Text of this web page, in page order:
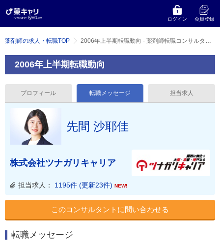
ログイン 会員登録
薬剤師の求人・転職TOP 2006年上半期転職動向 - 薬剤師転職コンサルタント 先間 沙耶佳 のメッセージ
2006年上半期転職動向
プロフィール 転職メッセージ 担当求人
先間 沙耶佳
株式会社ツナガリキャリア
担当求人： 1195件 (更新23件) NEW!
このコンサルタントに問い合わせる
転職メッセージ